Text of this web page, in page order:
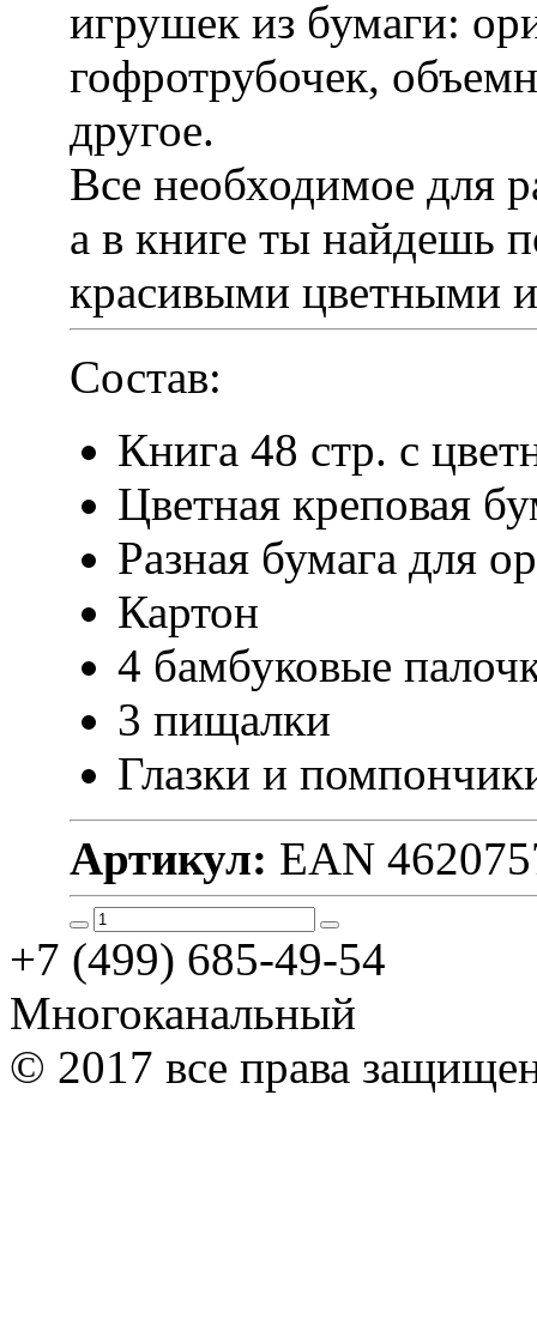
игрушек из бумаги:
гофротрубочек,
другое.
Все необходимое для
а в книге ты найдешь
красивыми цветными
Состав:
Книга 48 стр. с
Цветная креповая
Разная бумага для
Картон
4 бамбуковые
3 пищалки
Глазки и
Артикул: EAN
+7 (499) 685-49-54
Многоканальный
© 2017 все права